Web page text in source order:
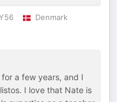
Denmark
a few years, and I
I love that Nate is